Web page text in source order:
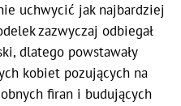
uchwycić jak najbardziej
zazwyczaj odbiegał
dlatego powstawały
kobiet pozujących na
firan i budujących